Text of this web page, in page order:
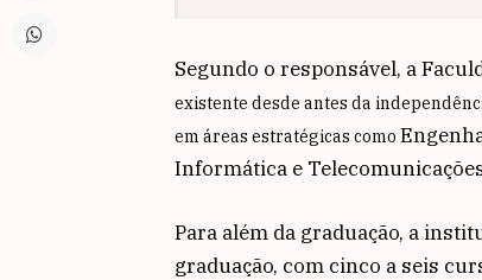
Segundo o responsável, a
existente desde antes da
em áreas estratégicas como
Informática e
Para além da graduação, a
graduação, com cinco a seis